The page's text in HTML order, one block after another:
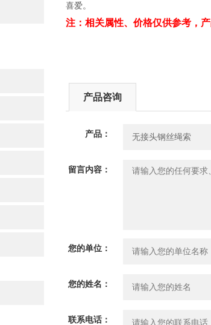
喜爱。
注：相关属性、价格仅供参考，
产品咨询
产品：
留言内容：
您的单位：
您的姓名：
联系电话：